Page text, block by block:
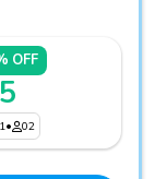
OFF
• 02